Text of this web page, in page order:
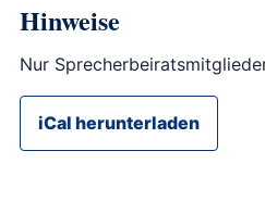
Hinweise
Nur
iCal herunterladen